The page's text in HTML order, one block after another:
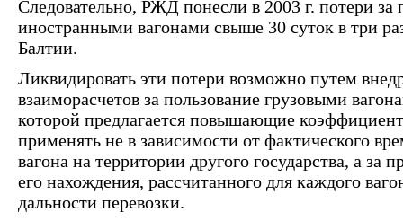
Следовательно, РЖД понесли в 2003 г. потери
иностранными вагонами свыше 30 суток в три
Балтии.
Ликвидировать эти потери возможно путем
взаиморасчетов за пользование грузовыми
которой предлагается повышающие
применять не в зависимости от фактического
вагона на территории другого государства, а
его нахождения, рассчитанного для каждого
дальности перевозки.